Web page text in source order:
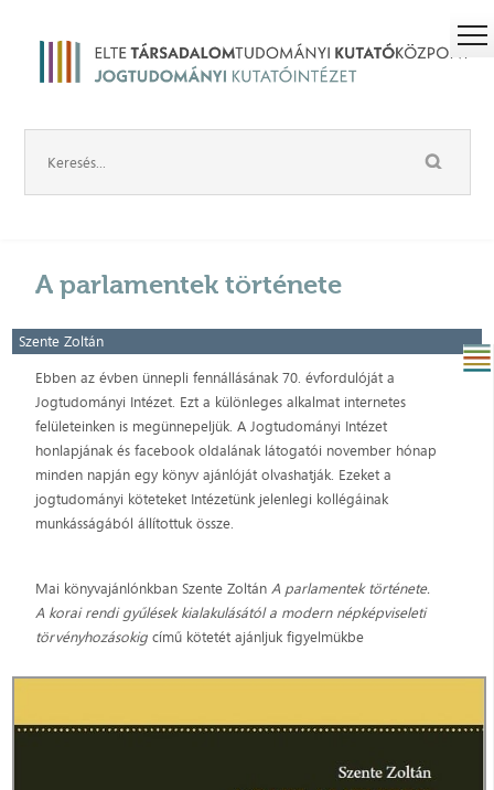
A parlamentek története
Szente Zoltán
Ebben az évben ünnepli fennállásának 70. évfordulóját a
Jogtudományi Intézet. Ezt a különleges alkalmat internetes
felületeinken is megünnepeljük. A Jogtudományi Intézet
honlapjának és facebook oldalának látogatói november hónap
minden napján egy könyv ajánlóját olvashatják. Ezeket a
jogtudományi köteteket Intézetünk jelenlegi kollégáinak
munkásságából állítottuk össze.
Mai könyvajánlónkban Szente ZoltánA parlamentek története.
A korai rendi gyűlések kialakulásától a modern népképviseleti
törvényhozásokigcímű kötetét ajánljuk figyelmükbe